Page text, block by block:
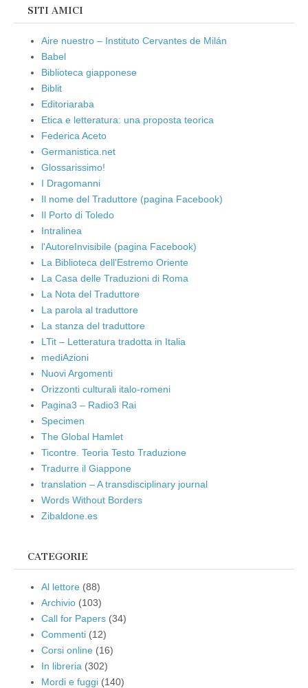
SITI AMICI
Aire nuestro – Instituto Cervantes de Milán
Babel
Biblioteca giapponese
Biblit
Editoriaraba
Etica e letteratura: una proposta teorica
Federica Aceto
Germanistica.net
Glossarissimo!
I Dragomanni
Il nome del Traduttore (pagina Facebook)
Il Porto di Toledo
Intralinea
l'AutoreInvisibile (pagina Facebook)
La Biblioteca dell'Estremo Oriente
La Casa delle Traduzioni di Roma
La Nota del Traduttore
La parola al traduttore
La stanza del traduttore
LTit – Letteratura tradotta in Italia
mediAzioni
Nuovi Argomenti
Orizzonti culturali italo-romeni
Pagina3 – Radio3 Rai
Specimen
The Global Hamlet
Ticontre. Teoria Testo Traduzione
Tradurre il Giappone
translation – A transdisciplinary journal
Words Without Borders
Zibaldone.es
CATEGORIE
Al lettore (88)
Archivio (103)
Call for Papers (34)
Commenti (12)
Corsi online (16)
In libreria (302)
Mordi e fuggi (140)